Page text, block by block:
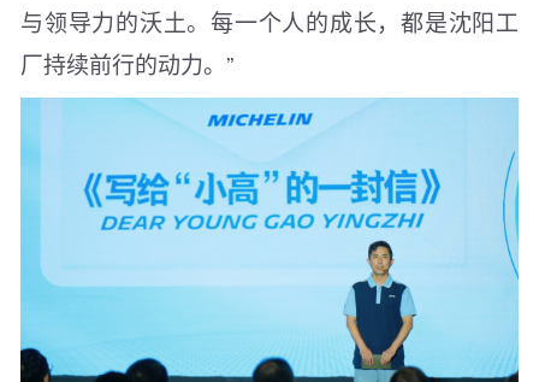
与领导力的沃土。每一个人的成长，都是沈阳工
厂持续前行的动力。”